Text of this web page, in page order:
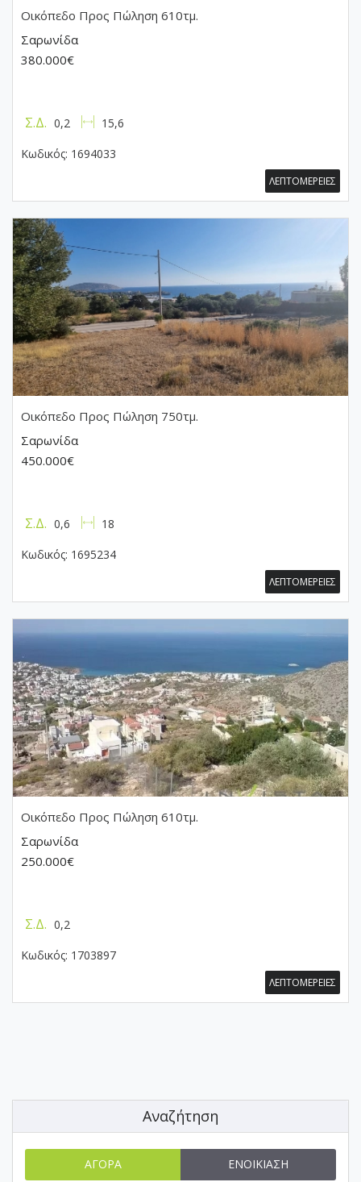
Οικόπεδο Προς Πώληση 610τμ.
Σαρωνίδα
380.000€
Σ.Δ. 0,2
15,6
Κωδικός: 1694033
ΛΕΠΤΟΜΕΡΕΙΕΣ
Οικόπεδο Προς Πώληση 750τμ.
Σαρωνίδα
450.000€
Σ.Δ. 0,6
18
Κωδικός: 1695234
ΛΕΠΤΟΜΕΡΕΙΕΣ
Οικόπεδο Προς Πώληση 610τμ.
Σαρωνίδα
250.000€
Σ.Δ. 0,2
Κωδικός: 1703897
ΛΕΠΤΟΜΕΡΕΙΕΣ
Αναζήτηση
ΑΓΟΡΆ ΕΝΟΙΚΊΑΣΗ